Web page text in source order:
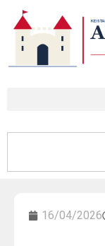
16/04/2026